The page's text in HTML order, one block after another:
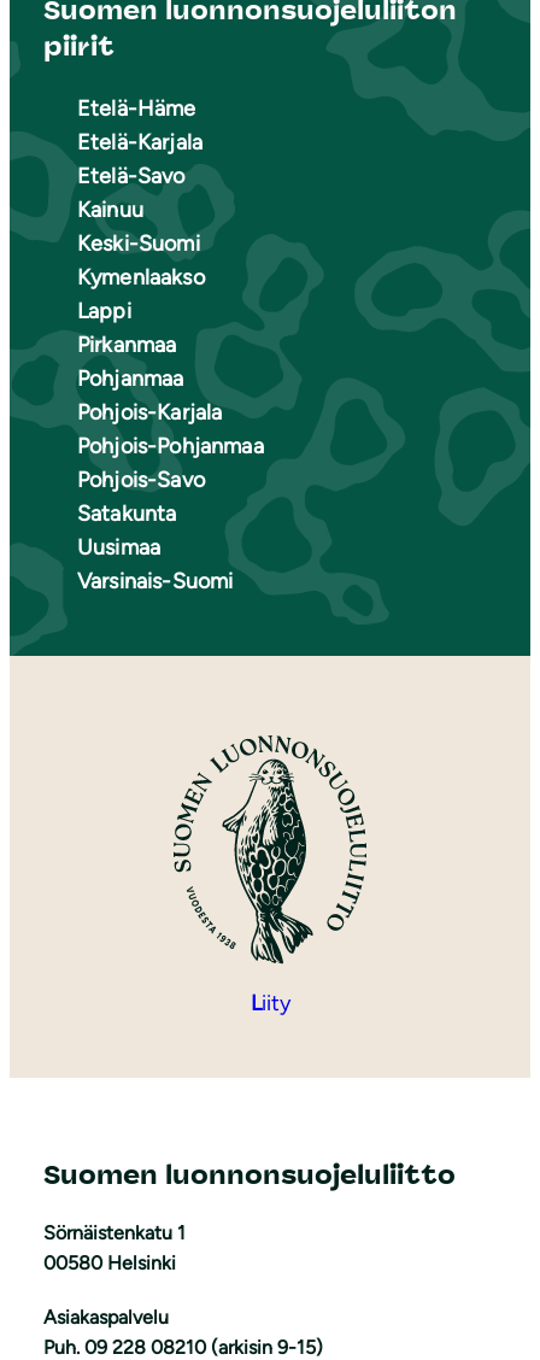
Suomen luonnonsuojeluliiton
piirit
Etelä-Häme
Etelä-Karjala
Etelä-Savo
Kainuu
Keski-Suomi
Kymenlaakso
Lappi
Pirkanmaa
Pohjanmaa
Pohjois-Karjala
Pohjois-Pohjanmaa
Pohjois-Savo
Satakunta
Uusimaa
Varsinais-Suomi
Liity
Suomen luonnonsuojeluliitto
Sörnäistenkatu 1
00580 Helsinki
Asiakaspalvelu
Puh. 09 228 08210 (arkisin 9-15)